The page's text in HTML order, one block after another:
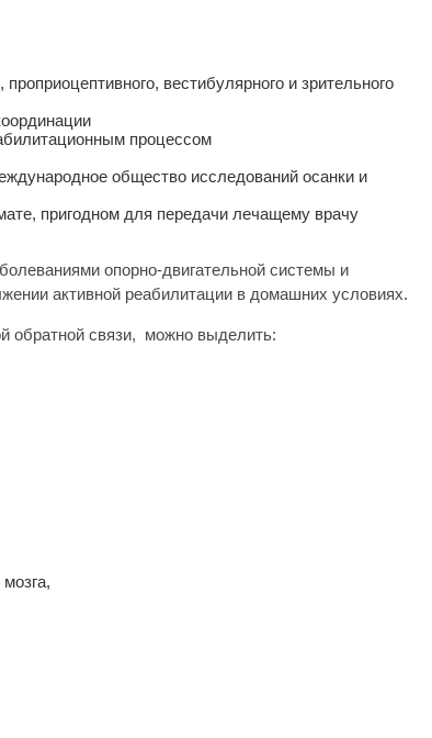
вестибулярного и зрительного
процессом
общество исследований осанки и
пригодном для передачи лечащему врачу
опорно-двигательной системы и
активной реабилитации в домашних условиях.
обратной связи, можно выделить: